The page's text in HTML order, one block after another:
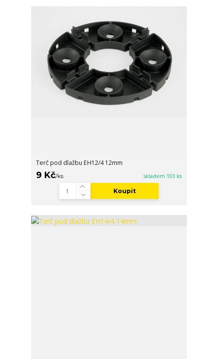
Terč pod dlažbu EH12/4 12mm
9 Kč/ks skladem 103 ks
Koupit